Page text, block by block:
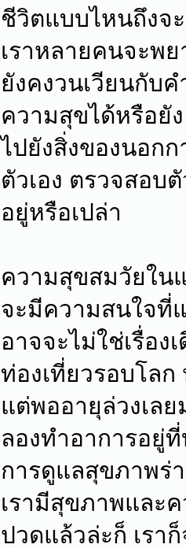
ชีวิตแบบไหนถึงจ
เราหลายคนจะพ
ยังคงวนเวียนกับ
ความสุขได้หรือยั
ไปยังสิ่งของนอกก
ตัวเอง ตรวจสอบ
อยู่หรือเปล่า
ความสุขสมวัยใน
จะมีความสนใจที่
อาจจะไม่ใช่เรื่อ
ท่องเที่ยวรอบโล
แต่พออายุล่วงเล
ลองทำอาการอยู่
การดูแลสุขภาพร่
เรามีสุขภาพและ
ปวดแล้วล่ะก็ เรา